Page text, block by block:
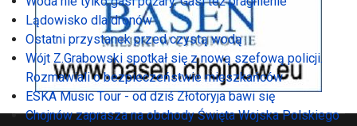
Lądowisko dla dronów
Ostatni przystanek przed czystą wodą
Wójt Z.Grabowski spotkał się z nową szefową policji.
Rozmawiali o bezpieczeństwie mieszkańców
ESKA Music Tour - od dziś Złotoryja bawi się
Chojnów zaprasza na obchody Święta Wojska Polskiego